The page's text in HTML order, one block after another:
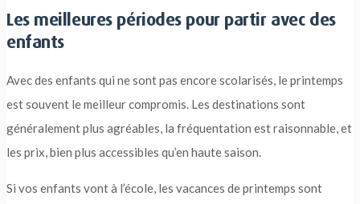
Les meilleures périodes pour partir avec des
enfants
Avec des enfants qui ne sont pas encore scolarisés, le printemps
est souvent le meilleur compromis. Les destinations sont
généralement plus agréables, la fréquentation est raisonnable, et
les prix, bien plus accessibles qu’en haute saison.
Si vos enfants vont à l’école, les vacances de printemps sont